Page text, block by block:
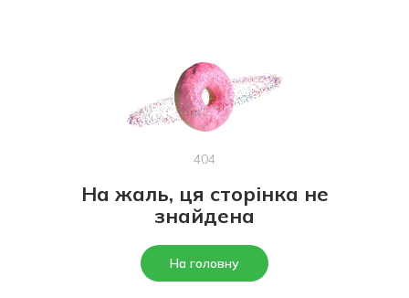
404
На жаль, ця сторінка не
знайдена
На головну